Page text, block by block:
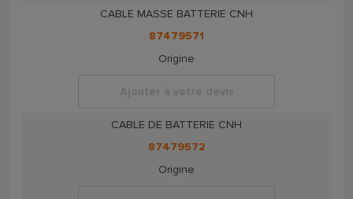
CABLE MASSE BATTERIE CNH
87479571
Origine
Ajouter à votre devis
CABLE DE BATTERIE CNH
87479572
Origine